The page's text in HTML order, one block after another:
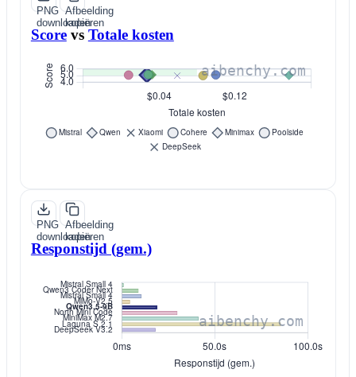
PNG
downloaden
Afbeelding
kopiëren
Score vs Totale kosten
PNG
downloaden
Afbeelding
kopiëren
Responstijd (gem.)